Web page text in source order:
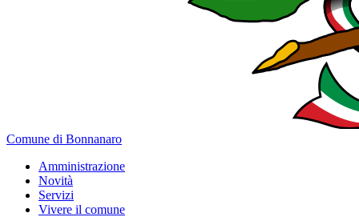
Comune di Bonnanaro
Amministrazione
Novità
Servizi
Vivere il comune